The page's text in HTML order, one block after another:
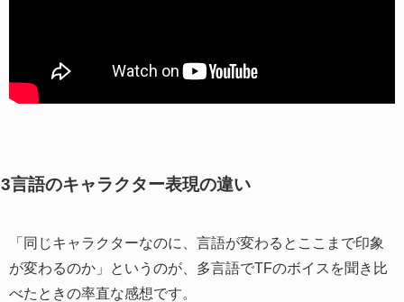
3言語のキャラクター表現の違い
「同じキャラクターなのに、言語が変わるとここまで印象
が変わるのか」というのが、多言語でTFのボイスを聞き比
べたときの率直な感想です。